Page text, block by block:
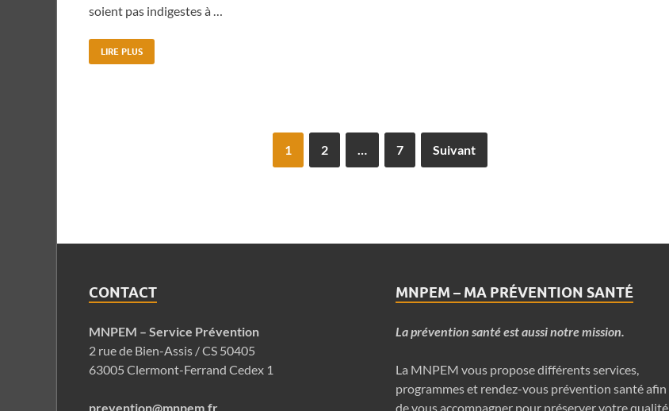
soient pas indigestes à …
LIRE PLUS
1 2 … 7 Suivant
CONTACT
MNPEM – Service Prévention
2 rue de Bien-Assis / CS 50405
63005 Clermont-Ferrand Cedex 1
prevention@mnpem.fr
MNPEM – MA PRÉVENTION SANTÉ
La prévention santé est aussi notre mission.
La MNPEM vous propose différents services,
programmes et rendez-vous prévention santé afin
de vous accompagner pour préserver votre qualité